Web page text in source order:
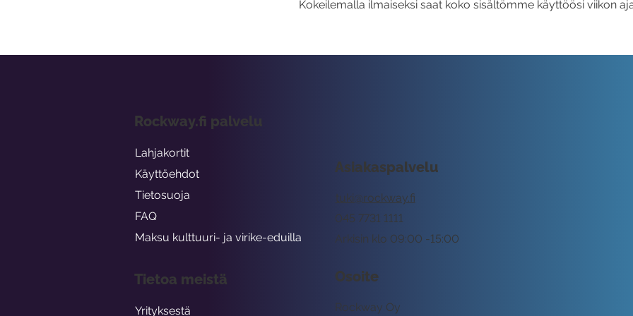
Kokeilemalla ilmaiseksi saat koko sisältömme käyttöösi viikon
Asiakaspalvelu
tuki@rockway.fi
Arkisin klo 09:00 -15:00
045 7731 1111
Osoite
Rockway Oy
Rockway.fi palvelu
Lahjakortit
Käyttöehdot
Tietosuoja
FAQ
Maksu kulttuuri- ja virike-eduilla
Tietoa meistä
Yrityksestä